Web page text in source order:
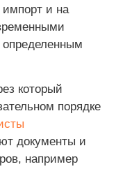
и на
который
порядке
документы и
например